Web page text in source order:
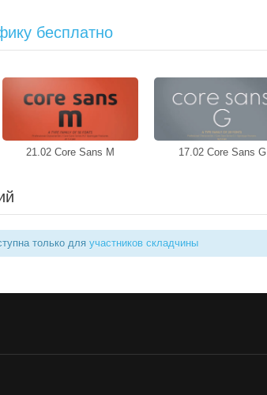
бесплатно
21.02 Core Sans M 17.02 Core Sans G
только для участников складчины